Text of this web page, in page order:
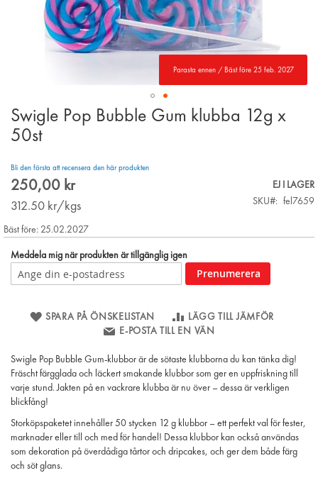
Parasta ennen / Bäst före 25 feb. 2027
Skip
to
the
of
the
gallery
Swigle Pop Bubble Gum klubba 12g x
50st
Bli den första att recensera den här produkten
250,00 kr
312.50 kr/kgs
EJ I LAGER
SKU
fel7659
Bäst före: 25.02.2027
Meddela mig när produkten är tillgänglig igen
Prenumerera
SPARA PÅ ÖNSKELISTAN
LÄGG TILL JÄMFÖR
E-POSTA TILL EN VÄN
Swigle Pop Bubble Gum-klubbor är de sötaste klubborna du kan tänka dig!
Fräscht färgglada och läckert smakande klubbor som ger en uppfriskning till
varje stund. Jakten på en vackrare klubba är nu över – dessa är verkligen
blickfång!
Storköpspaketet innehåller 50 stycken 12 g klubbor – ett perfekt val för fester,
marknader eller till och med för handel! Dessa klubbor kan också användas
som dekoration på överdådiga tårtor och dripcakes, och ger dem både färg
och söt glans.